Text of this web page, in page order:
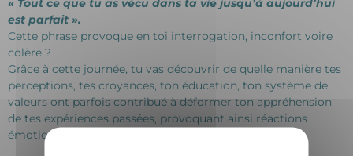
« Tout ce que tu as vécu dans ta vie jusqu’à aujourd’hui
est parfait ».
Cette phrase provoque en toi interrogation, inconfort voire
colère ?
Grâce à cette journée, tu vas découvrir de quelle manière tes
perceptions, tes croyances, ton éducation, ton système de
valeurs ont parfois contribué à déformer ton appréhension
de tes expériences passées, provoquant ainsi réactions
émotionnelles négatives et douloureuses.